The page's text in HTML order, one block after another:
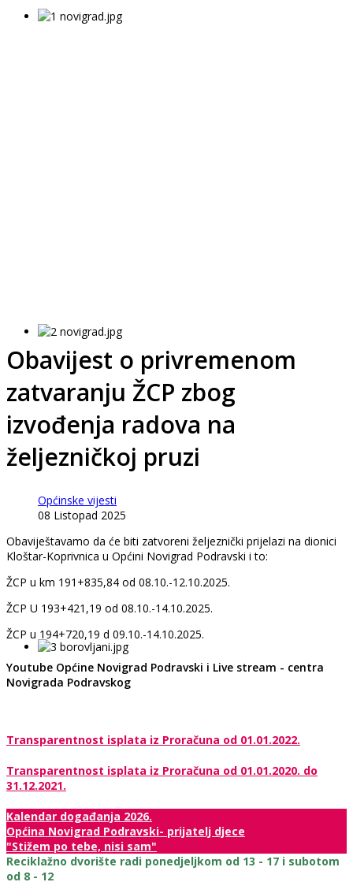
Obavijest o privremenom
zatvaranju ŽCP zbog
izvođenja radova na
željezničkoj pruzi
Općinske vijesti
08 Listopad 2025
Obaviještavamo da će biti zatvoreni željeznički prijelazi na dionici
Kloštar-Koprivnica u Općini Novigrad Podravski i to:
ŽCP u km 191+835,84 od 08.10.-12.10.2025.
ŽCP U 193+421,19 od 08.10.-14.10.2025.
ŽCP u 194+720,19 d 09.10.-14.10.2025.
Youtube Općine Novigrad Podravski i Live stream - centra
Novigrada Podravskog
Transparentnost isplata iz Proračuna od 01.01.2022.
Transparentnost isplata iz Proračuna od 01.01.2020. do
31.12.2021.
Kalendar događanja 2026.
Općina Novigrad Podravski- prijatelj djece
"Stižem po tebe, nisi sam"
Reciklažno dvorište radi ponedjeljkom od 13 - 17 i subotom
od 8 - 12